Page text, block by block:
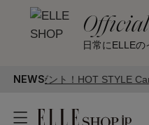
日常にELLE
NEWS
Campaign開催中